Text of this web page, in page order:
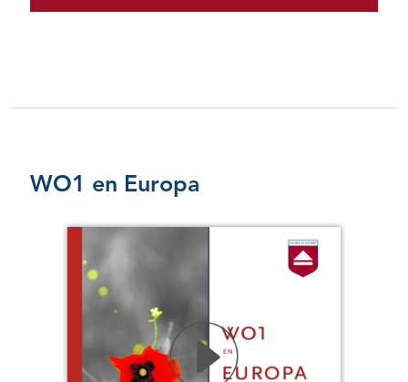
WO1 en Europa